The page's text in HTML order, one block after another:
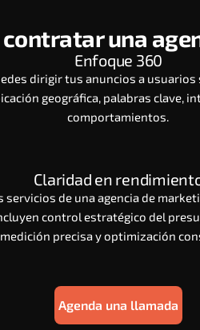
una
Enfoque 360
dirigir tus anuncios a usuarios
geográfica, palabras clave,
comportamientos.
Claridad en
servicios de una agencia de
control estratégico del
medición precisa y optimización
Agenda una llamada